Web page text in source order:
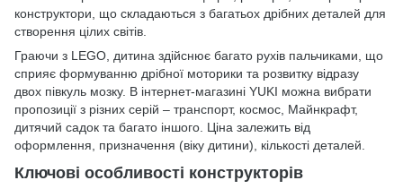
конструктори, що складаються з багатьох дрібних деталей для
створення цілих світів.
Граючи з LEGO, дитина здійснює багато рухів пальчиками, що
сприяє формуванню дрібної моторики та розвитку відразу
двох півкуль мозку. В інтернет-магазині YUKI можна вибрати
пропозиції з різних серій – транспорт, космос, Майнкрафт,
дитячий садок та багато іншого. Ціна залежить від
оформлення, призначення (віку дитини), кількості деталей.
Ключові особливості конструкторів